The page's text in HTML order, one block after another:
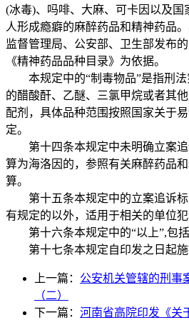
(冰毒)、吗啡、大麻、可卡因以及
人形成瘾癖的麻醉药品和精神药品
监督管理局、公安部、卫生部发布
《精神药品品种目录》为依据。
本规定中的“制毒物品”是指刑法
的醋酸酐、乙醚、三氯甲烷或者其
配剂，具体品种范围按照国家关于
定。
第十四条本规定中未明确立案追
算为海洛因的，参照有关麻醉药品
算。
第十五条本规定中的立案追诉标
有规定的以外，适用于相关的单位犯
第十六条本规定中的“以上”,包括
第十七条本规定自印发之日起施
上一篇： 公安机关管辖的刑事
（二）
下一篇： 河南省高院印发《关